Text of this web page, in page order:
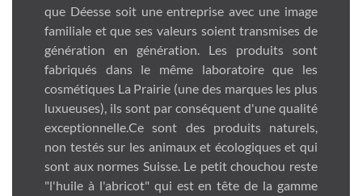
que Déesse soit une entreprise avec une image
familiale et que ses valeurs soient transmises de
génération en génération. Les produits sont
fabriqués dans le même laboratoire que les
cosmétiques La Prairie (une des marques les plus
luxueuses), ils sont par conséquent d'une qualité
exceptionnelle.Ce sont des produits naturels,
non testés sur les animaux et écologiques et qui
sont aux normes Suisse. Le petit chouchou reste
"l'huile à l'abricot" qui est en tête de la gamme